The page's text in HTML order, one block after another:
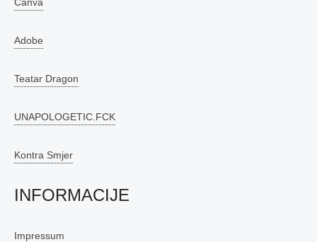
Adobe
Teatar Dragon
UNAPOLOGETIC.FCK
Kontra Smjer
INFORMACIJE
Impressum